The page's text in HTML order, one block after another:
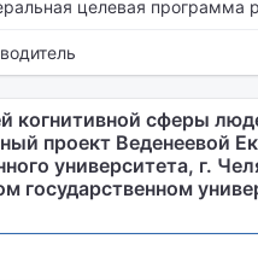
целевая программа
когнитивной сферы
проект Веденеевой
университета, г.
государственном